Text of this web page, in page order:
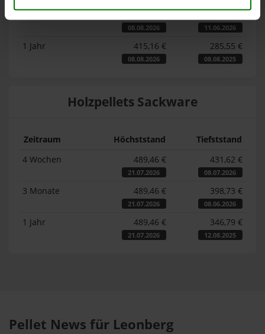
3 Monate 415,16 €
08.08.2026
341,33 €
11.06.2026
1 Jahr 415,16 €
08.08.2026
285,55 €
08.08.2025
Holzpellets Sackware
Zeitraum Höchststand
Tiefststand
4 Wochen
489,46 €
21.07.2026
431,62 €
08.07.2026
3 Monate 489,46 €
21.07.2026
398,73 €
08.06.2026
1 Jahr 489,46 €
21.07.2026
346,79 €
12.08.2025
Pellet News für Leonberg